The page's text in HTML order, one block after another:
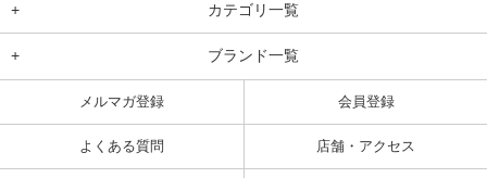
+ カテゴリ一覧
+ ブランド一覧
メルマガ登録 会員登録
よくある質問 店舗・アクセス